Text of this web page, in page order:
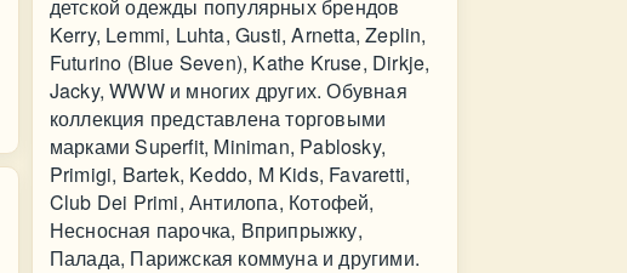
детской одежды популярных брендов
Kerry, Lemmi, Luhta, Gusti, Arnetta, Zeplin,
Futurino (Blue Seven), Kathe Kruse, Dirkje,
Jacky, WWW и многих других. Обувная
коллекция представлена торговыми
марками Superfit, Miniman, Pablosky,
Primigi, Bartek, Keddo, M Kids, Favaretti,
Club Dei Primi, Антилопа, Котофей,
Несносная парочка, Вприпрыжку,
Палада, Парижская коммуна и другими.